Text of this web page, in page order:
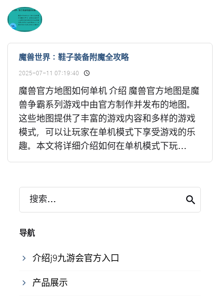
魔兽世界：鞋子装备附魔全攻略
2025-07-11 07:19:40
魔兽官方地图如何单机 介绍 魔兽官方地图是魔
兽争霸系列游戏中由官方制作并发布的地图。
这些地图提供了丰富的游戏内容和多样的游戏
模式，可以让玩家在单机模式下享受游戏的乐
趣。本文将详细介绍如何在单机模式下玩...
搜索...
导航
介绍j9九游会官方入口
产品展示